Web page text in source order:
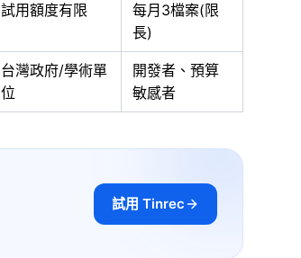
試用額度有限
每月3檔案(限
長)
台灣政府/學術單
位
開發者、預算
敏感者
試用 Tinrec